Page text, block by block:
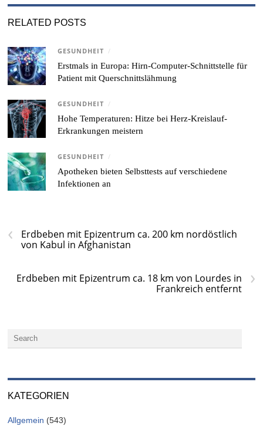
RELATED POSTS
GESUNDHEIT /
Erstmals in Europa: Hirn-Computer-Schnittstelle für
Patient mit Querschnittslähmung
GESUNDHEIT /
Hohe Temperaturen: Hitze bei Herz-Kreislauf-
Erkrankungen meistern
GESUNDHEIT /
Apotheken bieten Selbsttests auf verschiedene
Infektionen an
‹
Erdbeben mit Epizentrum ca. 200 km nordöstlich
von Kabul in Afghanistan
›
Erdbeben mit Epizentrum ca. 18 km von Lourdes in
Frankreich entfernt
KATEGORIEN
Allgemein (543)